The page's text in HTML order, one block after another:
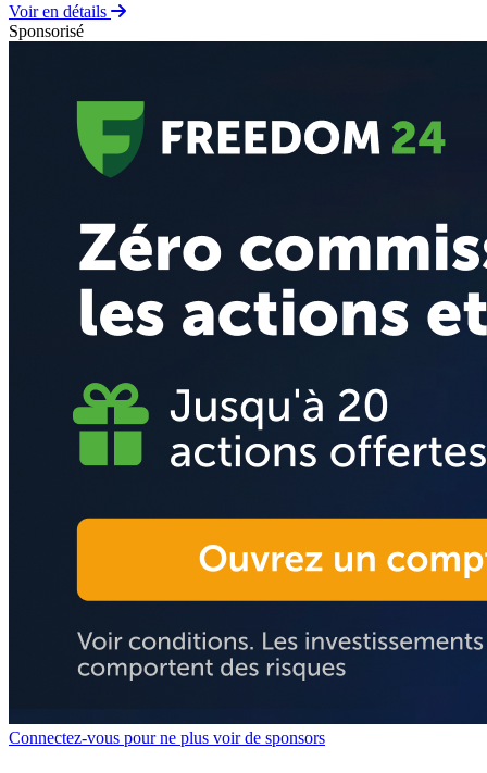
Voir en détails
Sponsorisé
Connectez-vous pour ne plus voir de sponsors